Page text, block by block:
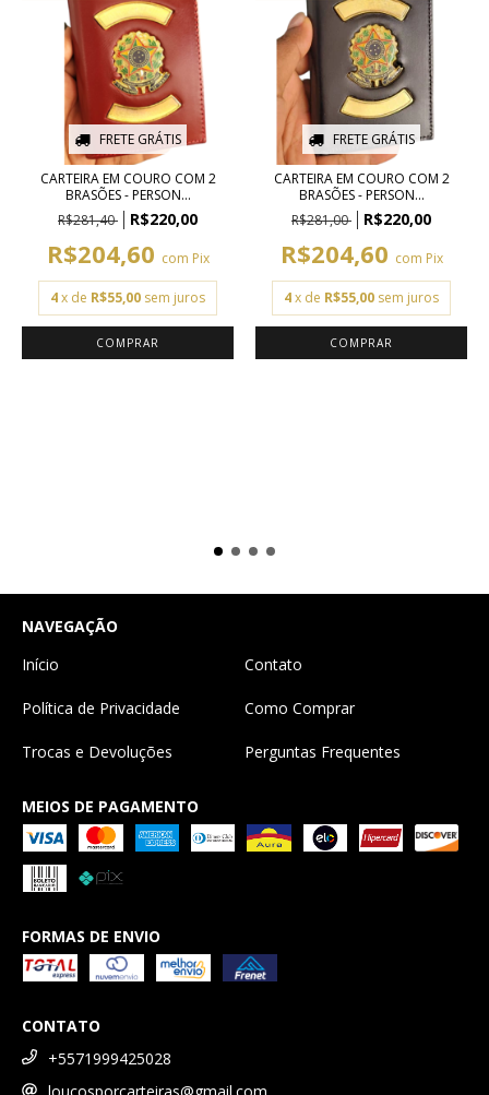
FRETE GRÁTIS
CARTEIRA EM COURO COM 2
BRASÕES - PERSON...
R$281,40
R$220,00
R$204,60 com Pix
4x de R$55,00 sem juros
FRETE GRÁTIS
CARTEIRA EM COURO COM 2
BRASÕES - PERSON...
R$281,00
R$220,00
R$204,60 com Pix
4x de R$55,00 sem juros
NAVEGAÇÃO
Início
Contato
Política de Privacidade Como Comprar
Trocas e Devoluções Perguntas Frequentes
MEIOS DE PAGAMENTO
FORMAS DE ENVIO
CONTATO
+5571999425028